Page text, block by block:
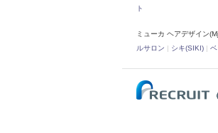
ト
ミューカ ヘアデザイン
ルサロン | シキ(SIKI) |